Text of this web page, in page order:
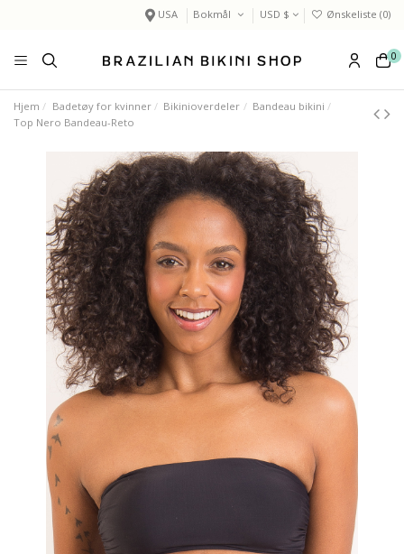
USA Bokmål USD $ Ønskeliste (0)
0
Hjem Badetøy for kvinner Bikinioverdeler
Bandeau bikini
Top Nero Bandeau-Reto